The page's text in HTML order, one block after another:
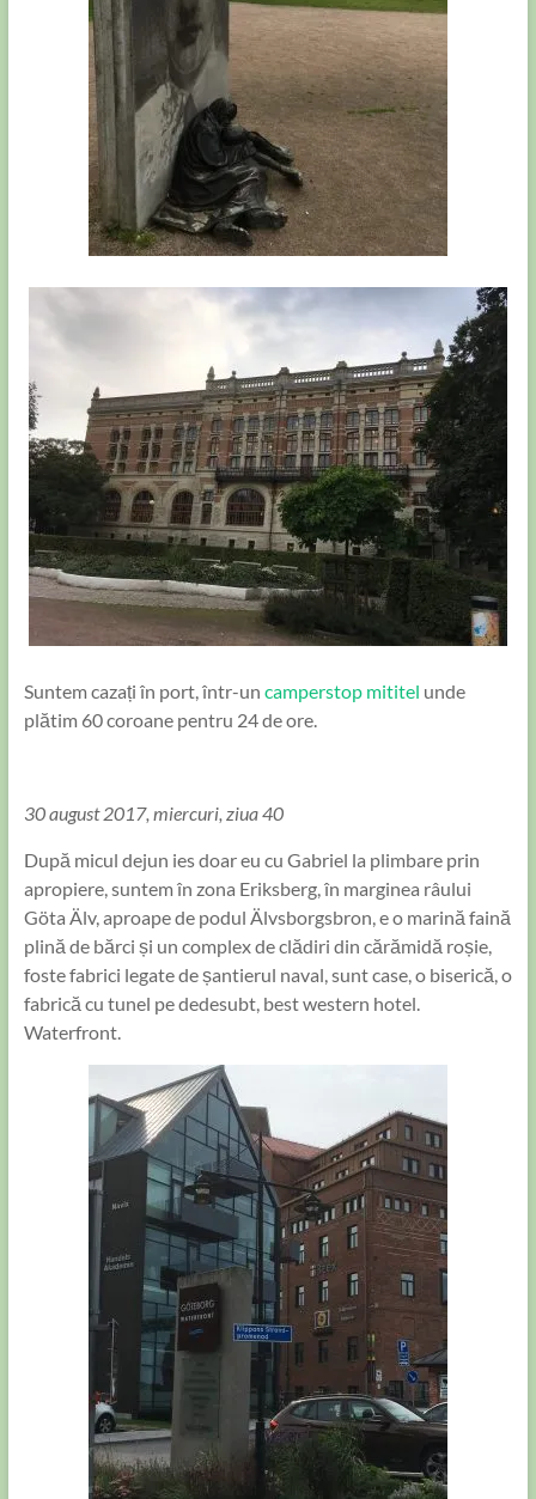
Suntem cazați în port, într-un camperstop mititel unde
plătim 60 coroane pentru 24 de ore.
30 august 2017, miercuri, ziua 40
După micul dejun ies doar eu cu Gabriel la plimbare prin
apropiere, suntem în zona Eriksberg, în marginea râului
Göta Älv, aproape de podul Älvsborgsbron, e o marină faină
plină de bărci și un complex de clădiri din cărămidă roșie,
foste fabrici legate de șantierul naval, sunt case, o biserică, o
fabrică cu tunel pe dedesubt, best western hotel.
Waterfront.